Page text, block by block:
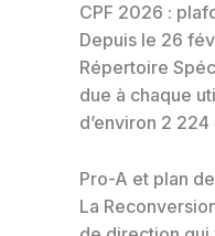
CPF 2026 :
Depuis le 26
Répertoire
due à chaque
d’environ 2
Pro-A et plan
La